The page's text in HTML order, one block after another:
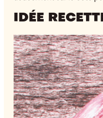
IDÉE